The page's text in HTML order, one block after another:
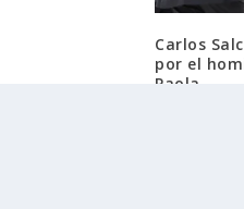
Carlos
por el
Paola